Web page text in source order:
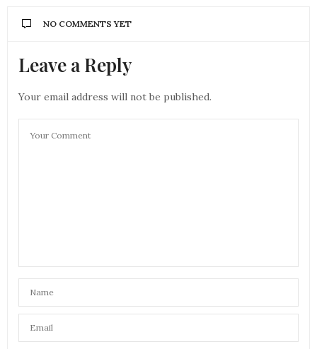
NO COMMENTS YET
Leave a Reply
Your email address will not be published.